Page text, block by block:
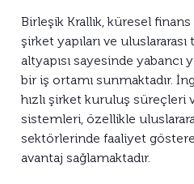
Birleşik Krallık, küresel
şirket yapıları ve
altyapısı sayesinde yabancı
bir iş ortamı sunmaktadır.
hızlı şirket kuruluş süreçleri
sistemleri, özellikle
sektörlerinde faaliyet
avantaj sağlamaktadır.